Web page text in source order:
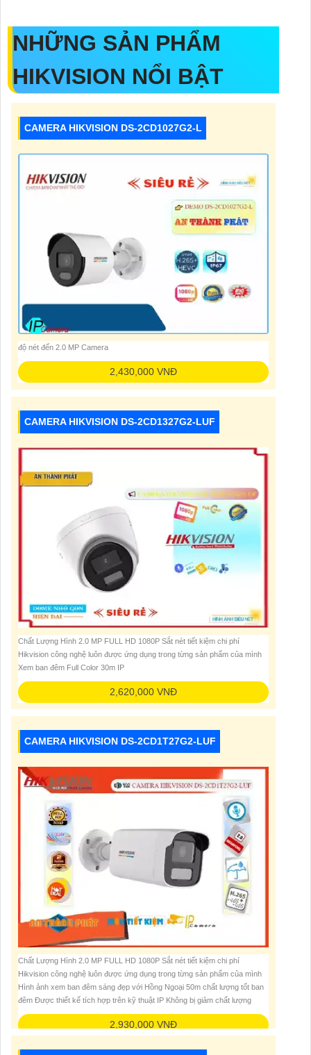
NHỮNG SẢN PHẨM
HIKVISION NỔI BẬT
CAMERA HIKVISION DS-2CD1027G2-L
độ nét đến 2.0 MP Camera
2,430,000 VNĐ
CAMERA HIKVISION DS-2CD1327G2-LUF
Chất Lượng Hình 2.0 MP FULL HD 1080P Sắt nét tiết kiệm chi phí
Hikvision công nghệ luôn được ứng dụng trong từng sản phẩm của mình
Xem ban đêm Full Color 30m IP
2,620,000 VNĐ
CAMERA HIKVISION DS-2CD1T27G2-LUF
Chất Lượng Hình 2.0 MP FULL HD 1080P Sắt nét tiết kiệm chi phí
Hikvision công nghệ luôn được ứng dụng trong từng sản phẩm của mình
Hình ảnh xem ban đêm sáng đẹp với Hồng Ngoại 50m chất lượng tốt ban
đêm Được thiết kế tích hợp trên kỹ thuật IP Không bị giảm chất lượng
2,930,000 VNĐ